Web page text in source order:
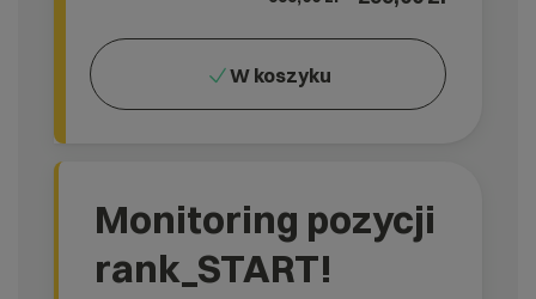
W koszyku
Monitoring pozycji
rank_START!